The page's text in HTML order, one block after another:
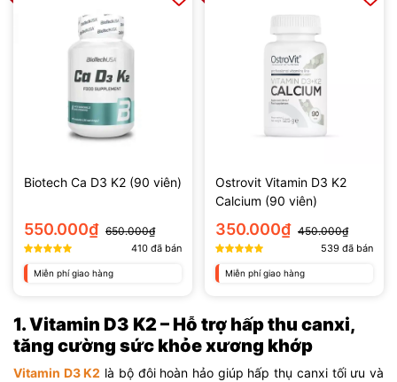
Biotech Ca D3 K2 (90 viên)
550.000₫ 650.000₫
410 đã bán
Miễn phí giao hàng
Ostrovit Vitamin D3 K2
Calcium (90 viên)
350.000₫ 450.000₫
539 đã bán
Miễn phí giao hàng
1.Vitamin D3 K2 – Hỗ trợ hấp thu canxi,
tăng cường sức khỏe xương khớp
Vitamin D3 K2 là bộ đôi hoàn hảo giúp hấp thụ canxi tối ưu và